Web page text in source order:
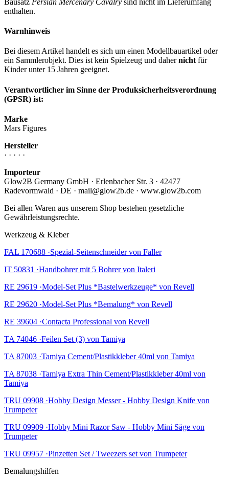
enthalten.
Warnhinweis
Bei diesem Artikel handelt es sich um einen Modellbauartikel oder
ein Sammlerobjekt. Dies ist kein Spielzeug und dahernicht für
Kinder unter 15 Jahren geeignet.
Verantwortlicher im Sinne der Produksicherheitsverordnung
(GPSR) ist:
Marke
Mars Figures
Hersteller
· · · · ·
Importeur
Glow2B Germany GmbH · Erlenbacher Str. 3 · 42477
Radevormwald · DE · mail@glow2b.de · www.glow2b.com
Bei allen Waren aus unserem Shop bestehen gesetzliche
Gewährleistungsrechte.
Werkzeug & Kleber
FAL 170688 ·Spezial-Seitenschneider von Faller
IT 50831 ·Handbohrer mit 5 Bohrer von Italeri
RE 29619 ·Model-Set Plus *Bastelwerkzeuge* von Revell
RE 29620 ·Model-Set Plus *Bemalung* von Revell
RE 39604 ·Contacta Professional von Revell
TA 74046 ·Feilen Set (3) von Tamiya
TA 87003 ·Tamiya Cement/Plastikkleber 40ml von Tamiya
TA 87038 ·Tamiya Extra Thin Cement/Plastikkleber 40ml von
Tamiya
TRU 09908 ·Hobby Design Messer - Hobby Design Knife von
Trumpeter
TRU 09909 ·Hobby Mini Razor Saw - Hobby Mini Säge von
Trumpeter
TRU 09957 ·Pinzetten Set / Tweezers set von Trumpeter
Bemalungshilfen